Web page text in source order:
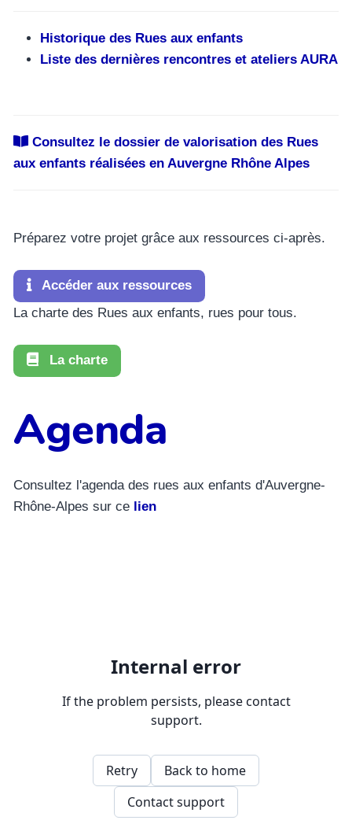
Historique des Rues aux enfants
Liste des dernières rencontres et ateliers AURA
Consultez le dossier de valorisation des Rues
aux enfants réalisées en Auvergne Rhône Alpes
Préparez votre projet grâce aux ressources ci-après.
Accéder aux ressources
La charte des Rues aux enfants, rues pour tous.
La charte
Agenda
Consultez l'agenda des rues aux enfants d'Auvergne-
Rhône-Alpes sur ce lien